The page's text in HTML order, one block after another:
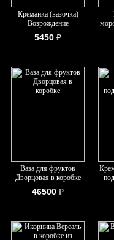
Креманка (вазочка)
Возрождение
5450 ₽
Ваза для фруктов
Дворцовая в коробке
46500 ₽